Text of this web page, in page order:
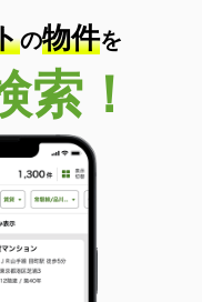
の物件を
索！